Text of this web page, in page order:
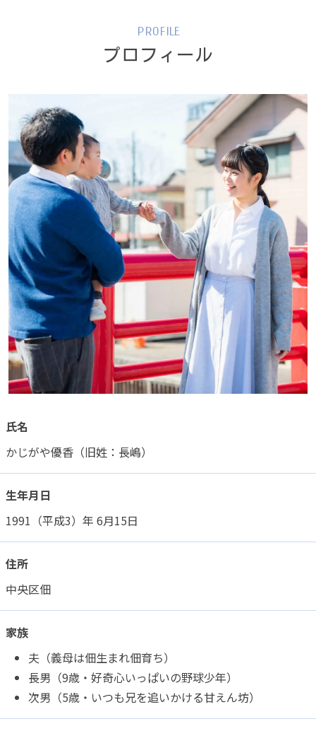
PROFILE
プロフィール
氏名
かじがや優香（旧姓：長嶋）
生年月日
1991（平成3）年 6月15日
住所
中央区佃
家族
夫（義母は佃生まれ佃育ち）
長男（9歳・好奇心いっぱいの野球少年）
次男（5歳・いつも兄を追いかける甘えん坊）